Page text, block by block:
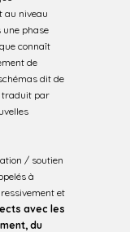
au niveau
une phase
connaît
de
dit de
traduit par
/ soutien
à
et
avec les
du